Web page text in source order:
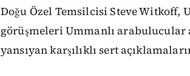
Doğu Özel Temsilcisi Steve Witkoff,
görüşmeleri Ummanlı arabulucular
yansıyan karşılıklı sert